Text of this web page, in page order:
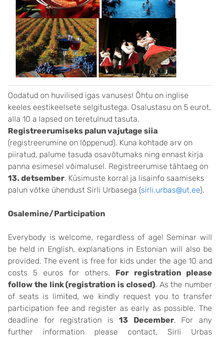
Oodatud on huvilised igas vanuses! Õhtu on inglise
keeles eestikeelsete selgitustega. Osalustasu on 5 eurot,
alla 10 a lapsed on teretulnud tasuta.
Registreerumiseks palun vajutage siia
(registreerumine on lõppenud). Kuna kohtade arv on
piiratud, palume tasuda osavõtumaks ning ennast kirja
panna esimesel võimalusel. Registreerumise tähtaeg on
13. detsember. Küsimuste korral ja lisainfo saamiseks
palun võtke ühendust Sirli Urbasega (sirli.urbas@ut.ee).
Osalemine/Participation
Everybody is welcome, regardless of age! Seminar will
be held in English, explanations in Estonian will also be
provided. The event is free for kids under the age 10 and
costs 5 euros for others. For registration please
follow the link (registration is closed). As the number
of seats is limited, we kindly request you to transfer
participation fee and register as early as possible. The
deadline for registration is13 December. For any
further information please contact, Sirli Urbas